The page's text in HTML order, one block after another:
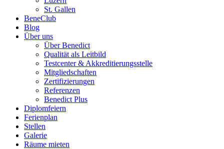
St. Gallen
BeneClub
Blog
Über uns
Über Benedict
Qualität als Leitbild
Testcenter & Akkreditierungsstelle
Mitgliedschaften
Zertifizierungen
Referenzen
Benedict Plus
Diplomfeiern
Ferienplan
Stellen
Galerie
Räume mieten